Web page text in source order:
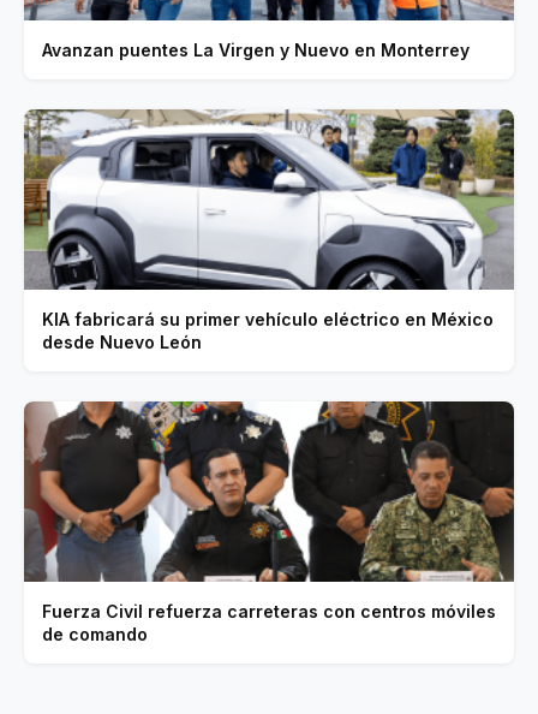
Avanzan puentes La Virgen y Nuevo en Monterrey
KIA fabricará su primer vehículo eléctrico en México
desde Nuevo León
Fuerza Civil refuerza carreteras con centros móviles
de comando